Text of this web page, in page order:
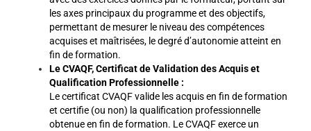
les axes principaux du programme et des objectifs,
permettant de mesurer le niveau des compétences
acquises et maîtrisées, le degré d’autonomie atteint en
fin de formation.
Le CVAQF,Certificat de Validation des Acquis et
Qualification Professionnelle :
Le certificat CVAQF valide les acquis en fin de formation
et certifie (ou non) la qualification professionnelle
obtenue en fin de formation. Le CVAQF exerce un